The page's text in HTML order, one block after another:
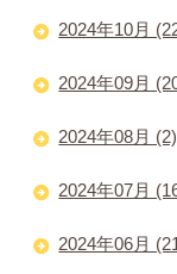
2024年10月
2024年09月
2024年08月 (2)
2024年07月
2024年06月